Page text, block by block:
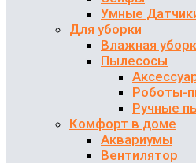
Умные
Для уборки
Влажная
Пылесосы
Роботы-
Ручные
Комфорт в доме
Аквариумы
Вентилятор